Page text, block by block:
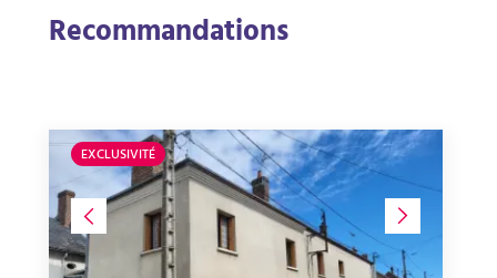
Recommandations
EXCLUSIVITÉ